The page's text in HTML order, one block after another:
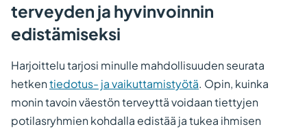
terveyden ja hyvinvoinnin
edistämiseksi
Harjoittelu tarjosi minulle mahdollisuuden seurata
hetkentiedotus- ja vaikuttamistyötä. Opin, kuinka
monin tavoin väestön terveyttä voidaan tiettyjen
potilasryhmien kohdalla edistää ja tukea ihmisen